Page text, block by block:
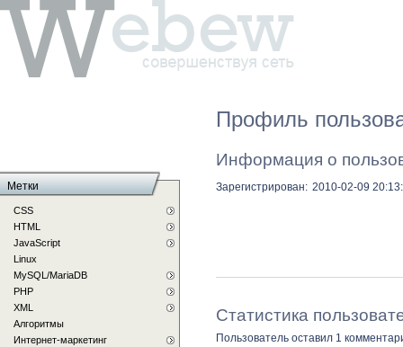
Профиль
Информация о
Зарегистрирован: 2010-02-09
Статистика
Пользователь оставил 1
Метки
CSS
HTML
JavaScript
Linux
MySQL/MariaDB
PHP
XML
Алгоритмы
Интернет-маркетинг